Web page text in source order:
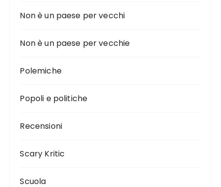
Non è un paese per vecchi
Non è un paese per vecchie
Polemiche
Popoli e politiche
Recensioni
Scary Kritic
Scuola